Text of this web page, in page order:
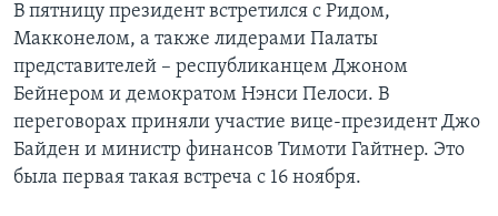
В пятницу президент встретился с Ридом,
Макконелом, а также лидерами Палаты
представителей – республиканцем Джоном
Бейнером и демократом Нэнси Пелоси. В
переговорах приняли участие вице-президент Джо
Байден и министр финансов Тимоти Гайтнер. Это
была первая такая встреча с 16 ноября.